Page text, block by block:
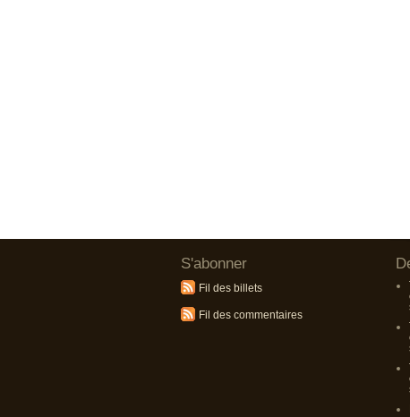
S'abonner
Fil des billets
Fil des commentaires